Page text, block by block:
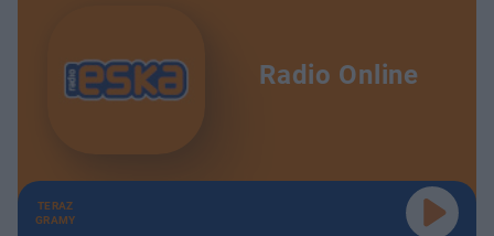
Radio Online
TERAZ
GRAMY